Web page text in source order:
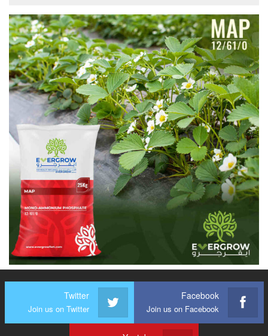
Facebook
Join us on Facebook
Twitter
Join us on Twitter